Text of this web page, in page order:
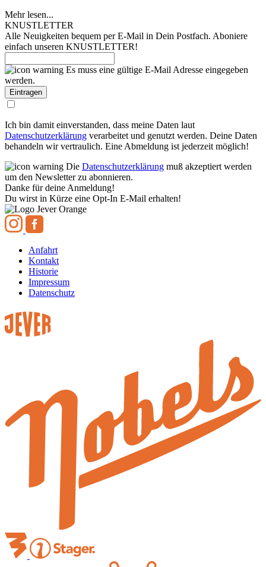
Mehr lesen...
KNUSTLETTER
Alle Neuigkeiten bequem per E-Mail in Dein Postfach. Aboniere
einfach unseren KNUSTLETTER!
Es muss eine gültige E-Mail Adresse eingegeben
werden.
Ich bin damit einverstanden, dass meine Daten laut
Datenschutzerklärung verarbeitet und genutzt werden. Deine Daten
behandeln wir vertraulich. Eine Abmeldung ist jederzeit möglich!
Die Datenschutzerklärung muß akzeptiert werden
um den Newsletter zu abonnieren.
Danke für deine Anmeldung!
Du wirst in Kürze eine Opt-In E-Mail erhalten!
Anfahrt
Kontakt
Historie
Impressum
Datenschutz